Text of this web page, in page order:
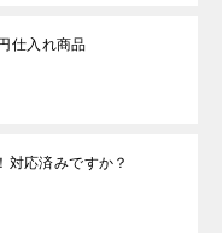
仕入れ商品
対応済みですか？